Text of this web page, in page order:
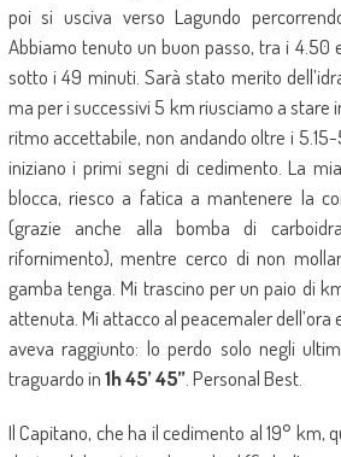
poi si usciva verso Lagundo
Abbiamo tenuto un buon passo, tra i 4.50
sotto i 49 minuti. Sarà stato merito
ma per i successivi 5 km riusciamo a stare
ritmo accettabile, non andando oltre i
iniziano i primi segni di cedimento. La
blocca, riesco a fatica a mantenere la
(grazie anche alla bomba di
rifornimento), mentre cerco di non
gamba tenga. Mi trascino per un paio di
attenuta. Mi attacco al peacemaler
aveva raggiunto: lo perdo solo negli
traguardo in1h 45’ 45’’. Personal Best.
Il Capitano, che ha il cedimento al 19° km,